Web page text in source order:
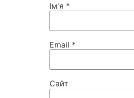
Ім'я *
Email *
Сайт